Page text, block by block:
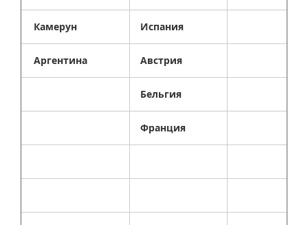
Камерун Испания
Аргентина Австрия
Бельгия
Франция